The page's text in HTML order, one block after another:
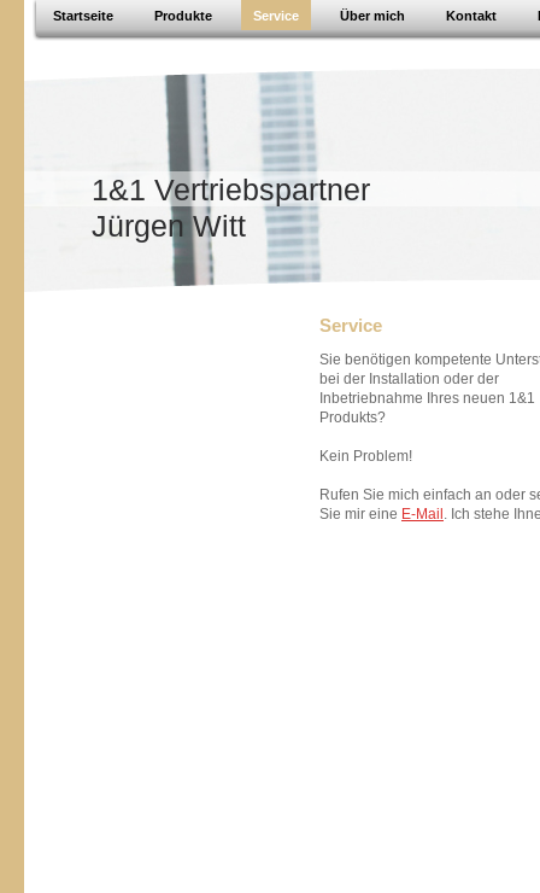
Startseite Produkte Service Über mich Kontakt
1&1 Vertriebspartner
Jürgen Witt
Service
Sie benötigen kompetente
bei der Installation oder der
Inbetriebnahme Ihres neuen 1&1
Produkts?
Kein Problem!
Rufen Sie mich einfach an oder
Sie mir eine E-Mail . Ich stehe